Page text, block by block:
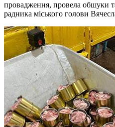
провадження, провела обшуки
радника міського голови